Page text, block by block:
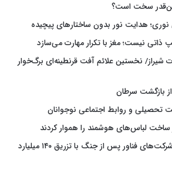
سخت است؟
نوری؛ هدایت نور بدون ساختارهای پیچیده
نیست؛ مغز با تکرار مهارت می‌سازد
شیراز/ نخستین علائم آفت قرنطینه‌ای برگ‌خوار
از بازگشت سرطان
تحصیلی و روابط اجتماعی نوجوانان
ساخت لباس‌های هوشمند را هموار کردند
مهار موج تعدیل نیروی شرکت‌های فناور پس از جنگ با تزریق ۱۴۰ میلیارد